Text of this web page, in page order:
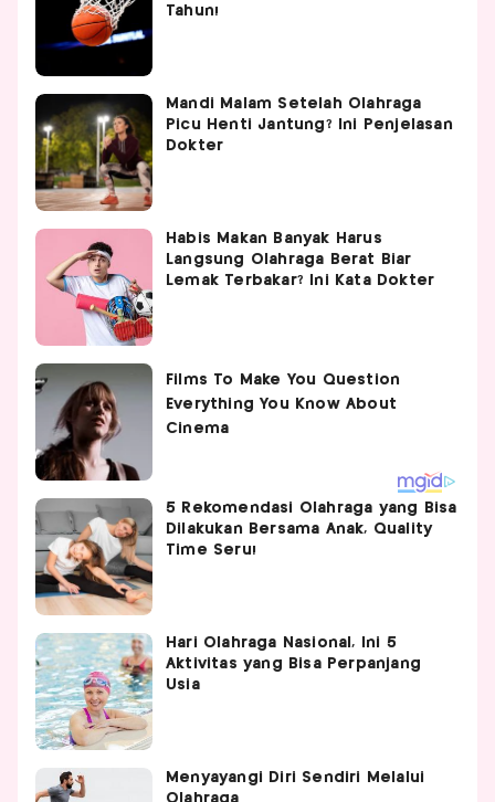
Tahun!
Mandi Malam Setelah Olahraga
Picu Henti Jantung? Ini Penjelasan
Dokter
Habis Makan Banyak Harus
Langsung Olahraga Berat Biar
Lemak Terbakar? Ini Kata Dokter
5 Rekomendasi Olahraga yang Bisa
Dilakukan Bersama Anak, Quality
Time Seru!
Hari Olahraga Nasional, Ini 5
Aktivitas yang Bisa Perpanjang
Usia
Menyayangi Diri Sendiri Melalui
Olahraga